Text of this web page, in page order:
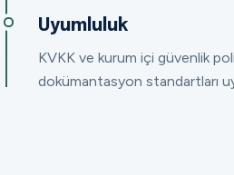
Uyumluluk
KVKK ve kurum içi güvenlik
dokümantasyon standartları